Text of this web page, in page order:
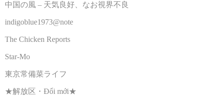
中国の風 – 天気良好、なお視界不良
indigoblue1973@note
The Chicken Reports
Star-Mo
東京常備菜ライフ
★解放区・Đổi mới★